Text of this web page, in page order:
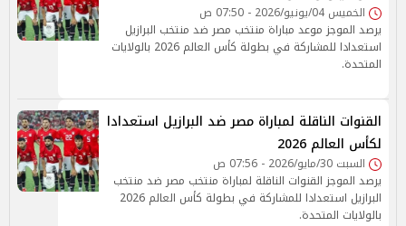
الخميس 04/يونيو/2026 - 07:50 ص
يرصد الموجز موعد مباراة منتخب مصر ضد منتخب البرازيل
استعدادا للمشاركة في بطولة كأس العالم 2026 بالولايات
المتحدة.
القنوات الناقلة لمباراة مصر ضد البرازيل استعدادا
لكأس العالم 2026
السبت 30/مايو/2026 - 07:56 ص
يرصد الموجز القنوات الناقلة لمباراة منتخب مصر ضد منتخب
البرازيل استعدادا للمشاركة في بطولة كأس العالم 2026
بالولايات المتحدة.